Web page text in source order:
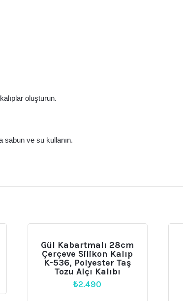
oluşturun.
sabun ve su kullanın.
Gül Kabartmalı 28cm
Çerçeve Silikon Kalıp
K-536, Polyester Taş
Tozu Alçı Kalıbı
₺2.490